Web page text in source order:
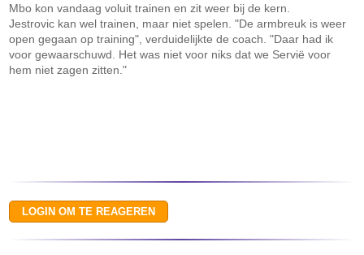
Mbo kon vandaag voluit trainen en zit weer bij de kern.
Jestrovic kan wel trainen, maar niet spelen. "De armbreuk is weer
open gegaan op training", verduidelijkte de coach. "Daar had ik
voor gewaarschuwd. Het was niet voor niks dat we Servië voor
hem niet zagen zitten."